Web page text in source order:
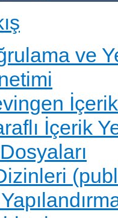
ve
İçerik
İçerik